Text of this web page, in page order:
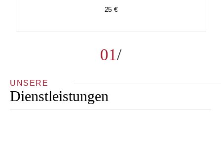
01
25 €
UNSERE
Dienstleistungen